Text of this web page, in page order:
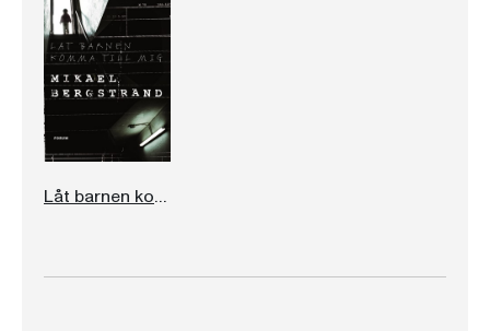
Låt barnen komma till mig